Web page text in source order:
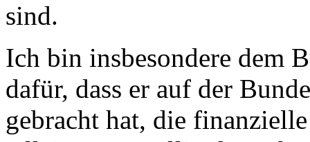
sind.
Ich bin insbesondere dem
dafür, dass er auf der
gebracht hat, die